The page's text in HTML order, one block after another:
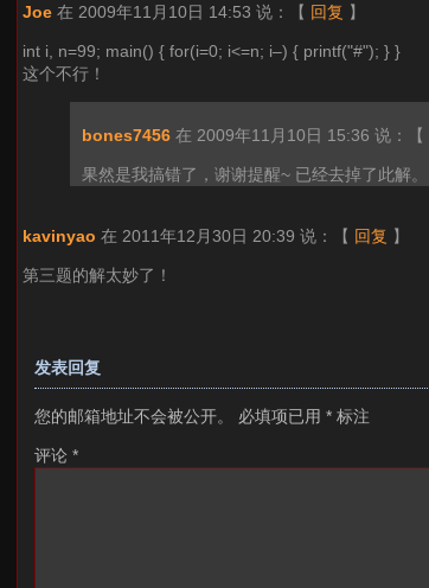
Joe 在 2009年11月10日 14:53 说： 【 回复 】
int i, n=99; main() { for(i=0; i<=n; i–) { printf("#"); } }
这个不行！
bones7456 在 2009年11月10日 15:36 说： 【
果然是我搞错了，谢谢提醒~ 已经去掉了此解。
kavinyao 在 2011年12月30日 20:39 说： 【 回复 】
第三题的解太妙了！
发表回复
您的邮箱地址不会被公开。 必填项已用 * 标注
评论 *